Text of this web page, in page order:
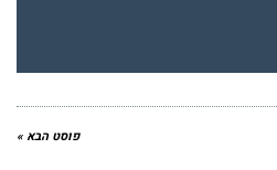
פוסט הבא »